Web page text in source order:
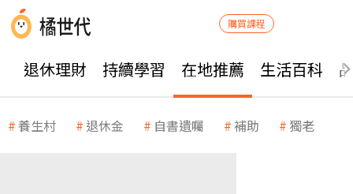
購買課程
退休理財 持續學習 在地推薦 生活百科
養生村 退休金 自書遺囑 補助 獨老